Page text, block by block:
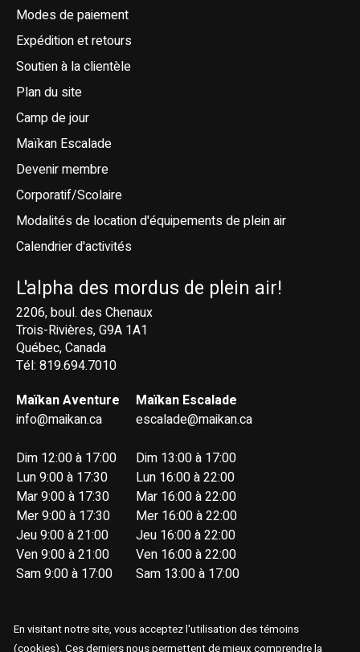
Modes de paiement
Expédition et retours
Soutien à la clientèle
Plan du site
Camp de jour
Maïkan Escalade
Devenir membre
Corporatif/Scolaire
Modalités de location d'équipements de plein air
Calendrier d'activités
L'alpha des mordus de plein air!
2206, boul. des Chenaux
Trois-Rivières, G9A 1A1
Québec, Canada
Tél: 819.694.7010
Maïkan Aventure
info@maikan.ca
Dim 12:00 à 17:00
Lun 9:00 à 17:30
Mar 9:00 à 17:30
Mer 9:00 à 17:30
Jeu 9:00 à 21:00
Ven 9:00 à 21:00
Sam 9:00 à 17:00
Maïkan Escalade
escalade@maikan.ca
Dim 13:00 à 17:00
Lun 16:00 à 22:00
Mar 16:00 à 22:00
Mer 16:00 à 22:00
Jeu 16:00 à 22:00
Ven 16:00 à 22:00
Sam 13:00 à 17:00
En visitant notre site, vous acceptez l'utilisation des témoins
(cookies). Ces derniers nous permettent de mieux comprendre la